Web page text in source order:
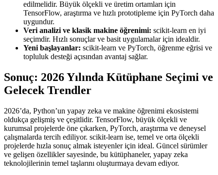
edilmelidir. Büyük ölçekli ve üretim ortamları için
TensorFlow, araştırma ve hızlı prototipleme için PyTorch daha
uygundur.
Veri analizi ve klasik makine öğrenimi: scikit-learn en iyi
seçimdir. Hızlı sonuçlar ve basit uygulamalar için idealdir.
Yeni başlayanlar: scikit-learn ve PyTorch, öğrenme eğrisi ve
topluluk desteği açısından avantaj sağlar.
Sonuç: 2026 Yılında Kütüphane Seçimi ve
Gelecek Trendler
2026’da, Python’un yapay zeka ve makine öğrenimi ekosistemi
oldukça gelişmiş ve çeşitlidir. TensorFlow, büyük ölçekli ve
kurumsal projelerde öne çıkarken, PyTorch, araştırma ve deneysel
çalışmalarda tercih ediliyor. scikit-learn ise, temel ve orta ölçekli
projelerde hızla sonuç almak isteyenler için ideal. Güncel sürümler
ve gelişen özellikler sayesinde, bu kütüphaneler, yapay zeka
teknolojilerinin temel taşlarını oluşturmaya devam ediyor.